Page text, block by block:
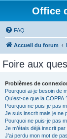
Office
FAQ
Accueil du forum
Foire aux
Problèmes de
Pourquoi ai-je besoin de
Qu’est-ce que la COPPA
Pourquoi ne puis-je pas
Je suis inscrit mais je ne
Pourquoi ne puis-je pas
Je m’étais déjà inscrit
J’ai perdu mon mot de